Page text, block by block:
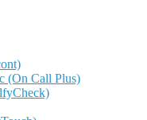
(On Call Plus)